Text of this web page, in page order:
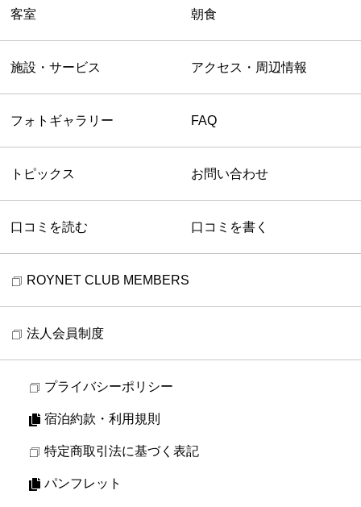
客室 朝食
施設・サービス アクセス・周辺情報
フォトギャラリー FAQ
トピックス お問い合わせ
口コミを読む 口コミを書く
ROYNET CLUB MEMBERS
法人会員制度
プライバシーポリシー
宿泊約款・利用規則
特定商取引法に基づく表記
パンフレット